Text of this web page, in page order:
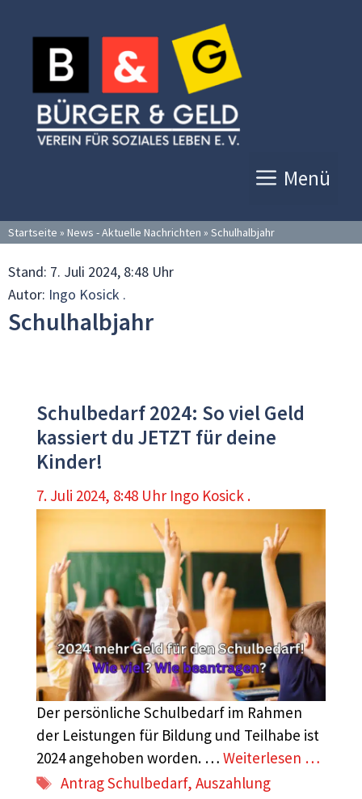
Inhalt
springen
Menü
Startseite » News - Aktuelle Nachrichten » Schulhalbjahr
Stand: 7. Juli 2024, 8:48 Uhr
Autor: Ingo Kosick .
Schulhalbjahr
Schulbedarf 2024: So viel Geld
kassiert du JETZT für deine
Kinder!
7. Juli 2024, 8:48 Uhr Ingo Kosick .
Der persönliche Schulbedarf im Rahmen
der Leistungen für Bildung und Teilhabe ist
2024 angehoben worden. … Weiterlesen …
Schlagwörter
Antrag Schulbedarf,Auszahlung